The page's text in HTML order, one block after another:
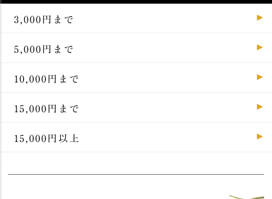
3,000円まで
5,000円まで
10,000円まで
15,000円まで
15,000円以上